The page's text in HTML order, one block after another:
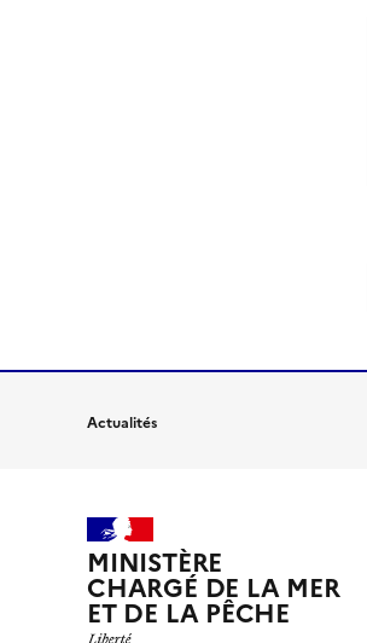
Actualités
MINISTÈRE
CHARGÉ DE LA MER
ET DE LA PÊCHE